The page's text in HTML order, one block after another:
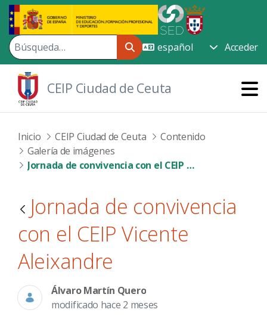
Saltar al contenido principal
Acceder
CEIP Ciudad de Ceuta
Inicio CEIP Ciudad de Ceuta
Contenido
Galería de imágenes
Jornada de convivencia con el CEIP Vicente Aleixandre
Jornada de convivencia
con el CEIP Vicente
Aleixandre
Álvaro Martín Quero
modificado hace 2 meses